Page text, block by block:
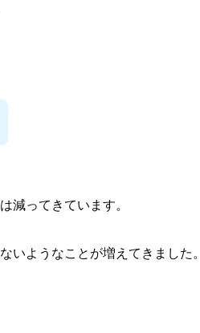
減ってきています。
いようなことが増えてきました。